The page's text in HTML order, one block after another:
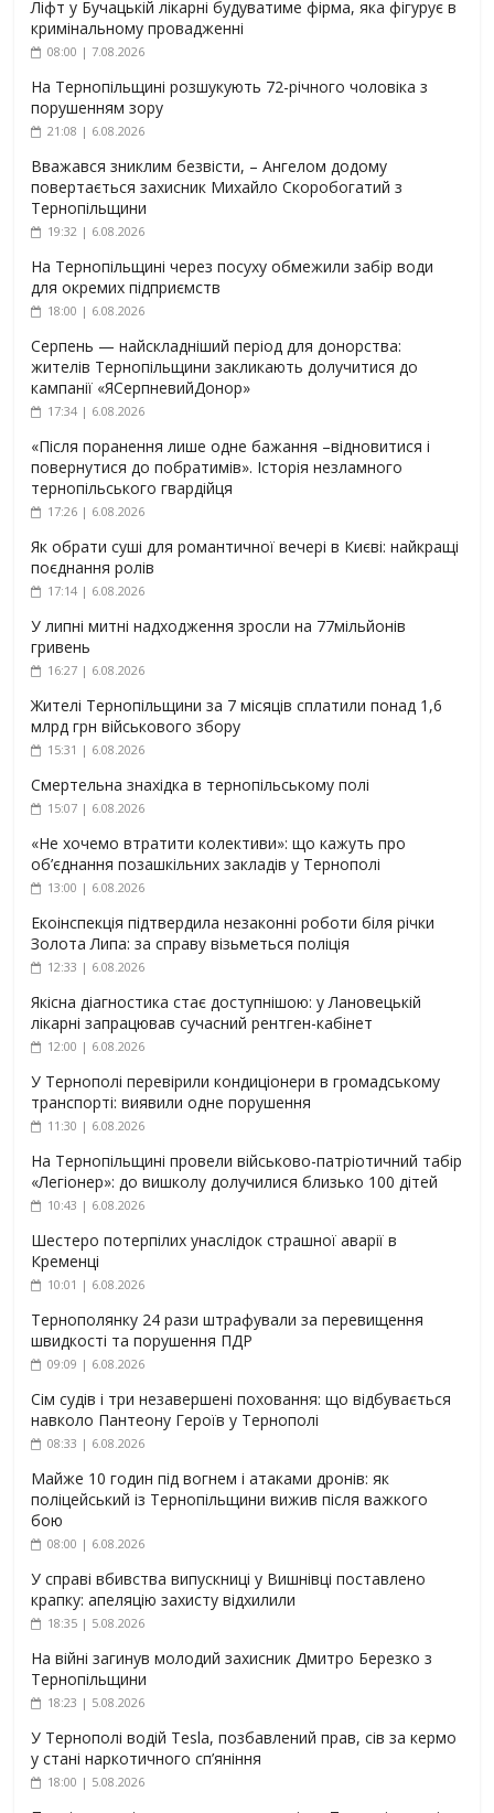
Ліфт у Бучацькій лікарні будуватиме фірма, яка фігурує в
кримінальному провадженні
08:00 | 7.08.2026
На Тернопільщині розшукують 72-річного чоловіка з
порушенням зору
21:08 | 6.08.2026
Вважався зниклим безвісти, – Ангелом додому
повертається захисник Михайло Скоробогатий з
Тернопільщини
19:32 | 6.08.2026
На Тернопільщині через посуху обмежили забір води
для окремих підприємств
18:00 | 6.08.2026
Серпень — найскладніший період для донорства:
жителів Тернопільщини закликають долучитися до
кампанії «ЯСерпневийДонор»
17:34 | 6.08.2026
«Після поранення лише одне бажання –відновитися і
повернутися до побратимів». Історія незламного
тернопільського гвардійця
17:26 | 6.08.2026
Як обрати суші для романтичної вечері в Києві: найкращі
поєднання ролів
17:14 | 6.08.2026
У липні митні надходження зросли на 77мільйонів
гривень
16:27 | 6.08.2026
Жителі Тернопільщини за 7 місяців сплатили понад 1,6
млрд грн військового збору
15:31 | 6.08.2026
Смертельна знахідка в тернопільському полі
15:07 | 6.08.2026
«Не хочемо втратити колективи»: що кажуть про
об’єднання позашкільних закладів у Тернополі
13:00 | 6.08.2026
Екоінспекція підтвердила незаконні роботи біля річки
Золота Липа: за справу візьметься поліція
12:33 | 6.08.2026
Якісна діагностика стає доступнішою: у Лановецькій
лікарні запрацював сучасний рентген-кабінет
12:00 | 6.08.2026
У Тернополі перевірили кондиціонери в громадському
транспорті: виявили одне порушення
11:30 | 6.08.2026
На Тернопільщині провели військово-патріотичний табір
«Легіонер»: до вишколу долучилися близько 100 дітей
10:43 | 6.08.2026
Шестеро потерпілих унаслідок страшної аварії в
Кременці
10:01 | 6.08.2026
Тернополянку 24 рази штрафували за перевищення
швидкості та порушення ПДР
09:09 | 6.08.2026
Сім судів і три незавершені поховання: що відбувається
навколо Пантеону Героїв у Тернополі
08:33 | 6.08.2026
Майже 10 годин під вогнем і атаками дронів: як
поліцейський із Тернопільщини вижив після важкого
бою
08:00 | 6.08.2026
У справі вбивства випускниці у Вишнівці поставлено
крапку: апеляцію захисту відхилили
18:35 | 5.08.2026
На війні загинув молодий захисник Дмитро Березко з
Тернопільщини
18:23 | 5.08.2026
У Тернополі водій Tesla, позбавлений прав, сів за кермо
у стані наркотичного сп’яніння
18:00 | 5.08.2026